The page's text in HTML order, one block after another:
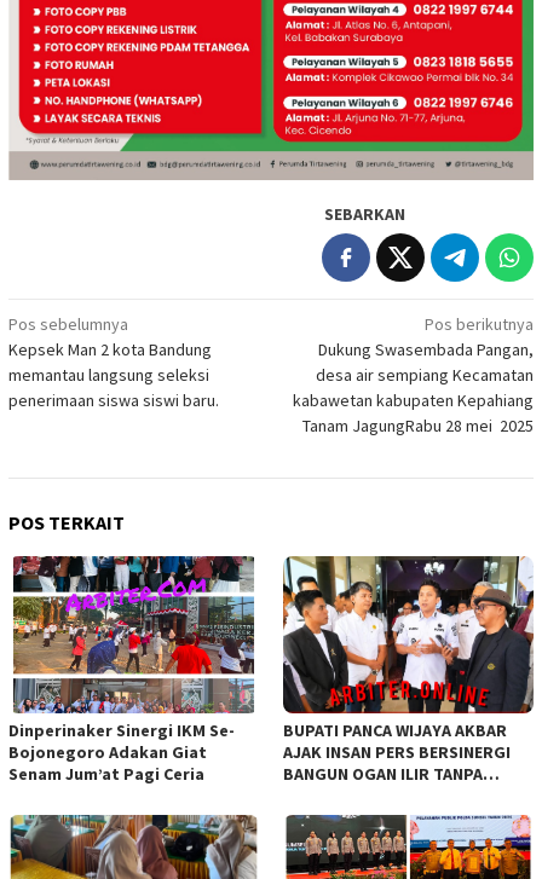
SEBARKAN
Navigasi
pos
Pos sebelumnya
Kepsek Man 2 kota Bandung
memantau langsung seleksi
penerimaan siswa siswi baru.
Pos berikutnya
Dukung Swasembada Pangan,
desa air sempiang Kecamatan
kabawetan kabupaten Kepahiang
Tanam JagungRabu 28 mei 2025
POS TERKAIT
Dinperinaker Sinergi IKM Se-
Bojonegoro Adakan Giat
Senam Jum’at Pagi Ceria
BUPATI PANCA WIJAYA AKBAR
AJAK INSAN PERS BERSINERGI
BANGUN OGAN ILIR TANPA